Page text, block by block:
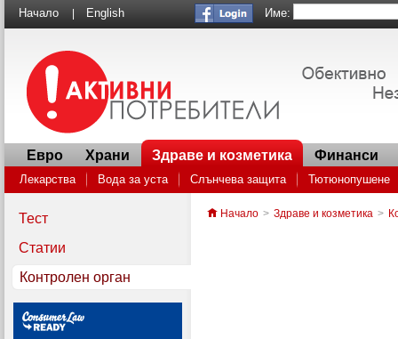
Начало English Име:
Евро Храни Здраве и козметика
Лекарства Вода за уста Слънчева защита
Тютюнопушене
Генеричните лекарства: как да спестим пари в аптеката
Финанси
Тест
Статии
Контролен орган
Начало > Здраве и козметика >